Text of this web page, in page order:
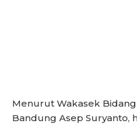
Menurut Wakasek
Bandung Asep Suryanto,